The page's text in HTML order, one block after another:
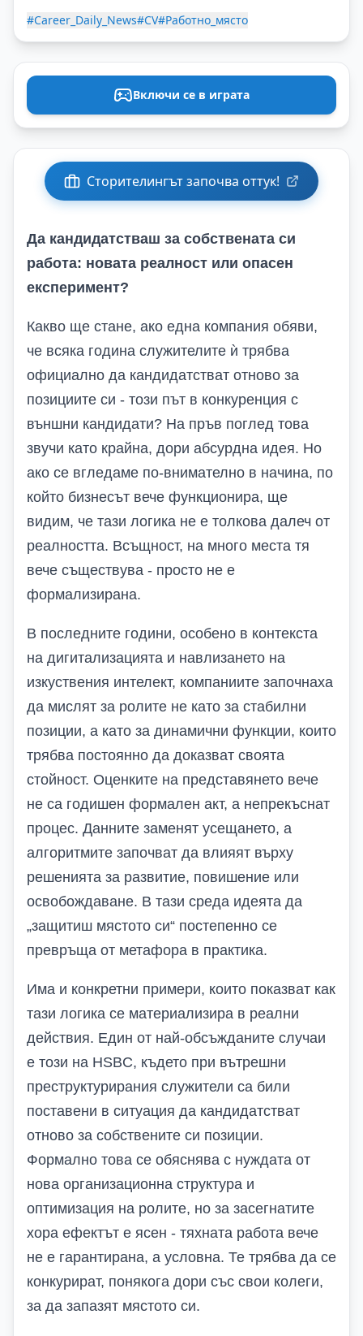
#Career_Daily_News#CV#Работно_място
Включи се в играта
Сторителингът започва оттук!
Да кандидатстваш за собствената си
работа: новата реалност или опасен
експеримент?
Какво ще стане, ако една компания обяви,
че всяка година служителите ѝ трябва
официално да кандидатстват отново за
позициите си - този път в конкуренция с
външни кандидати? На пръв поглед това
звучи като крайна, дори абсурдна идея. Но
ако се вгледаме по-внимателно в начина, по
който бизнесът вече функционира, ще
видим, че тази логика не е толкова далеч от
реалността. Всъщност, на много места тя
вече съществува - просто не е
формализирана.
В последните години, особено в контекста
на дигитализацията и навлизането на
изкуствения интелект, компаниите започнаха
да мислят за ролите не като за стабилни
позиции, а като за динамични функции, които
трябва постоянно да доказват своята
стойност. Оценките на представянето вече
не са годишен формален акт, а непрекъснат
процес. Данните заменят усещането, а
алгоритмите започват да влияят върху
решенията за развитие, повишение или
освобождаване. В тази среда идеята да
„защитиш мястото си“ постепенно се
превръща от метафора в практика.
Има и конкретни примери, които показват как
тази логика се материализира в реални
действия. Един от най-обсъжданите случаи
е този на HSBC, където при вътрешни
преструктурирания служители са били
поставени в ситуация да кандидатстват
отново за собствените си позиции.
Формално това се обяснява с нуждата от
нова организационна структура и
оптимизация на ролите, но за засегнатите
хора ефектът е ясен - тяхната работа вече
не е гарантирана, а условна. Те трябва да се
конкурират, понякога дори със свои колеги,
за да запазят мястото си.